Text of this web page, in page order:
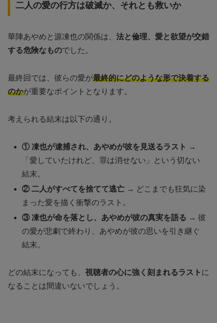
二人の愛の行方は破滅か、それとも救いか
華陣あやめと源凍也の関係は、 法と倫理、愛と欲望が交錯
する危険なものでした。
最終回では、彼らの愛が最終的にどのような形で決着する
のかが重要なポイントとなります。
考えられる結末は以下の通り。
① 凍也が逮捕され、あやめが彼を見送るラスト →
「愛していたけれど、罪は消せない」という切ない
結末。
② 二人がすべてを捨てて逃亡 → どこまでも狂気に染
まった愛を描く衝撃のラスト。
③ 凍也が命を落とし、あやめが彼の真実を語る → 彼
の愛が悲劇で終わり、あやめが彼の思いを引き継ぐ
結末。
どの結末になっても、 視聴者の心に強く刻まれるラスト に
なることは間違いないでしょう。